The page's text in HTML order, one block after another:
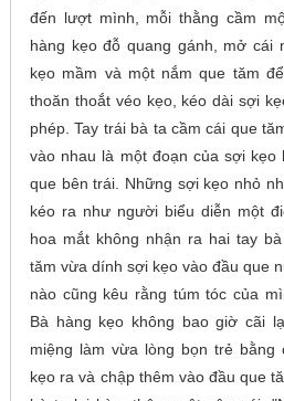
đến lượt mình, mỗi thằng cầm
hàng kẹo đỗ quang gánh, mở cái
kẹo mầm và một nắm que tăm
thoăn thoắt véo kẹo, kéo dài sợi
phép. Tay trái bà ta cầm cái que
vào nhau là một đoạn của sợi kẹo
que bên trái. Những sợi kẹo nhỏ
kéo ra như người biểu diễn một
hoa mắt không nhận ra hai tay
tăm vừa dính sợi kẹo vào đầu que
nào cũng kêu rằng túm tóc của
Bà hàng kẹo không bao giờ cãi
miệng làm vừa lòng bọn trẻ bằng
kẹo ra và chập thêm vào đầu que